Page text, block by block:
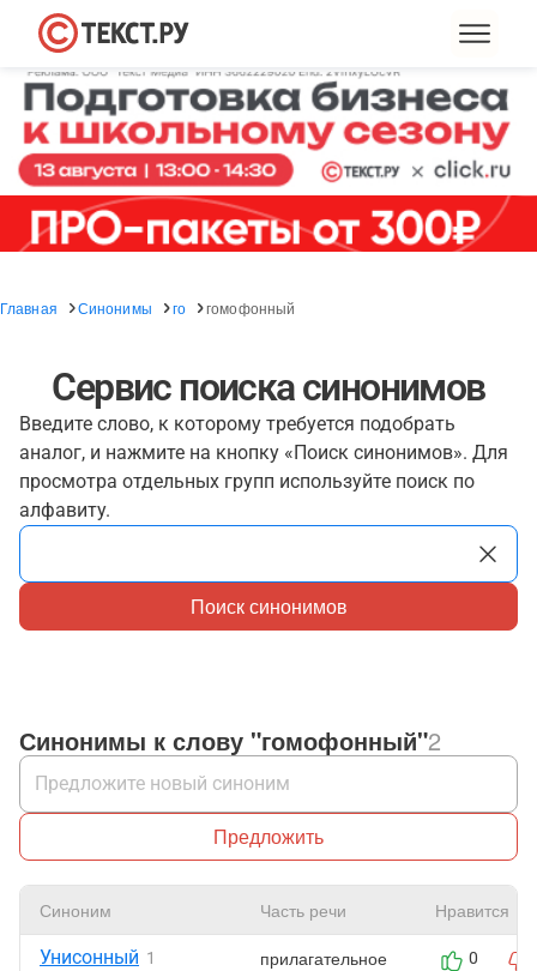
Главная Синонимы го гомофонный
Сервис поиска синонимов
Введите слово, к которому требуется подобрать
аналог, и нажмите на кнопку «Поиск синонимов». Для
просмотра отдельных групп используйте поиск по
алфавиту.
Поиск синонимов
Синонимы к слову "гомофонный"2
Предложить
Синоним Часть речи Нравится
Унисонный 1 прилагательное 0